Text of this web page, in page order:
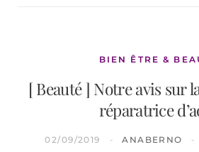
BIEN ÊTRE &
[ Beauté ] Notre avis sur
réparatrice
02/09/2019 ANABERNO